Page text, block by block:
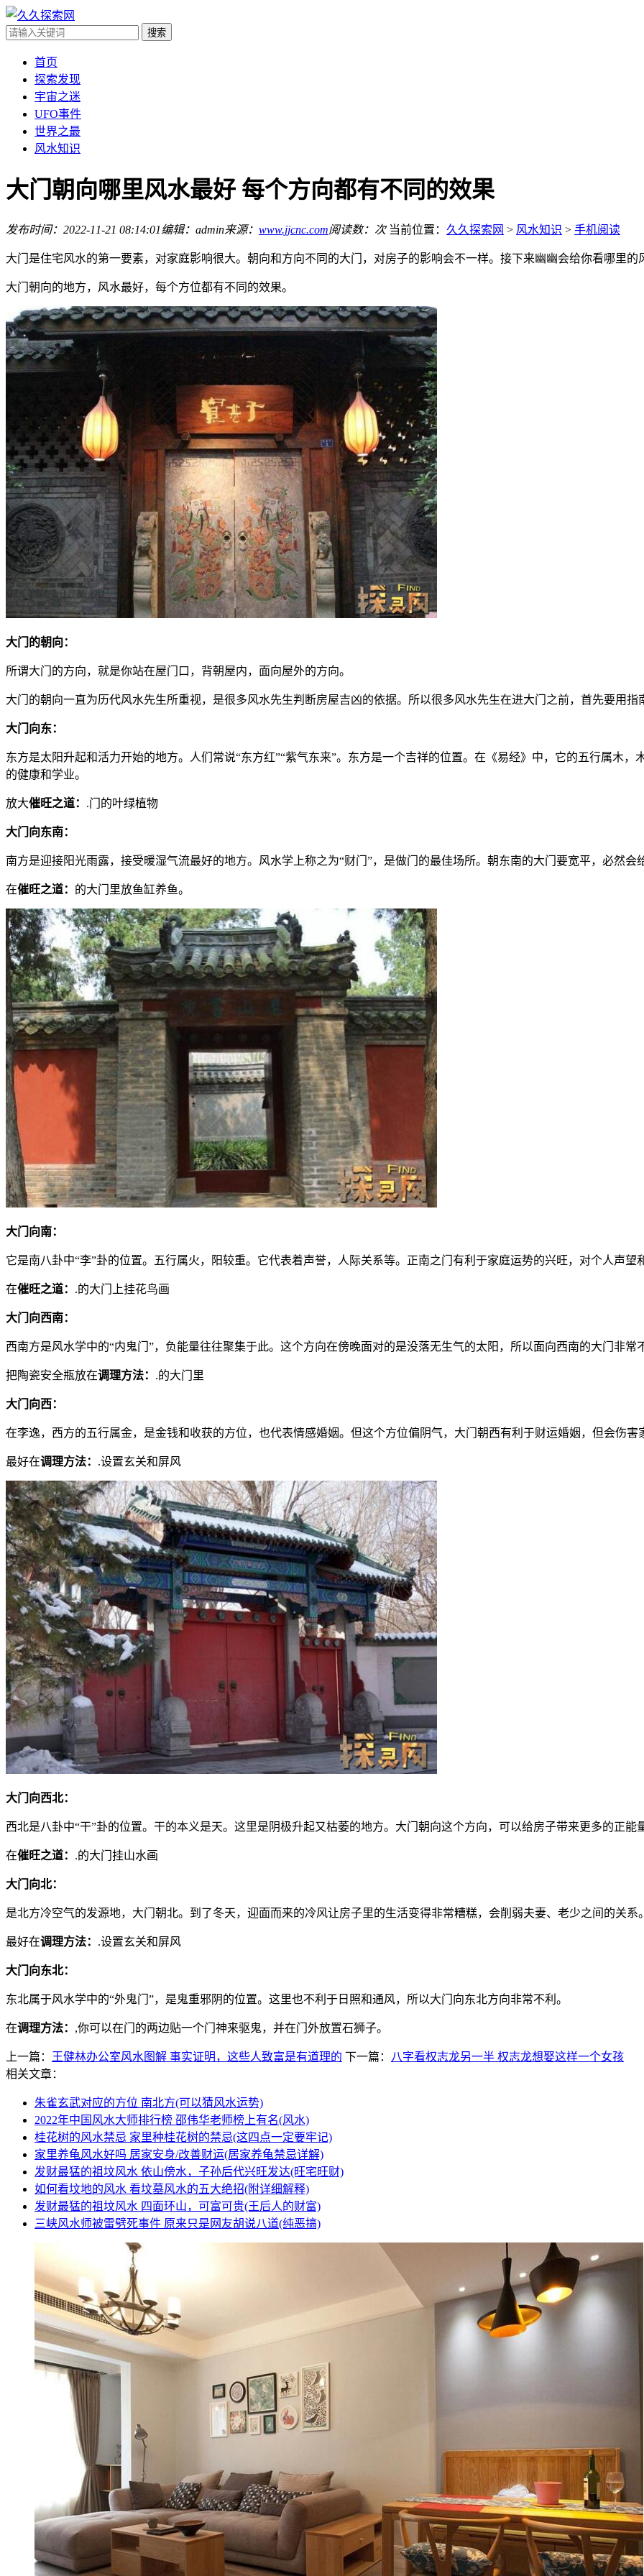
首页
探索发现
宇宙之迷
UFO事件
世界之最
风水知识
大门朝向哪里风水最好 每个方向都有不同的效果
发布时间：2022-11-21 08:14:01编辑：admin来源： www.jjcnc.com阅读数： 次 当前位置： 久久探索网 > 风水知识 > 手机阅读
大门是住宅风水的第一要素，对家庭影响很大。朝向和方向不同的大门，对房子的影响会不一样。接下来幽幽会给你看哪里
大门朝向的地方，风水最好，每个方位都有不同的效果。
大门的朝向：
所谓大门的方向，就是你站在屋门口，背朝屋内，面向屋外的方向。
大门的朝向一直为历代风水先生所重视，是很多风水先生判断房屋吉凶的依据。所以很多风水先生在进大门之前，首先要用指
大门向东：
东方是太阳升起和活力开始的地方。人们常说“东方红”“紫气东来”。东方是一个吉祥的位置。在《易经》中，它的五行属木
的健康和学业。
放大催旺之道： .门的叶绿植物
大门向东南：
南方是迎接阳光雨露，接受暖湿气流最好的地方。风水学上称之为“财门”，是做门的最佳场所。朝东南的大门要宽平，必然会
在催旺之道： 的大门里放鱼缸养鱼。
大门向南：
它是南八卦中“李”卦的位置。五行属火，阳较重。它代表着声誉，人际关系等。正南之门有利于家庭运势的兴旺，对个人声望
在催旺之道： .的大门上挂花鸟画
大门向西南：
西南方是风水学中的“内鬼门”，负能量往往聚集于此。这个方向在傍晚面对的是没落无生气的太阳，所以面向西南的大门非常
把陶瓷安全瓶放在调理方法： .的大门里
大门向西：
在李逸，西方的五行属金，是金钱和收获的方位，也代表情感婚姻。但这个方位偏阴气，大门朝西有利于财运婚姻，但会伤害
最好在调理方法： .设置玄关和屏风
大门向西北：
西北是八卦中“干”卦的位置。干的本义是天。这里是阴极升起又枯萎的地方。大门朝向这个方向，可以给房子带来更多的正能
在催旺之道： .的大门挂山水画
大门向北：
是北方冷空气的发源地，大门朝北。到了冬天，迎面而来的冷风让房子里的生活变得非常糟糕，会削弱夫妻、老少之间的关系
最好在调理方法： .设置玄关和屏风
大门向东北：
东北属于风水学中的“外鬼门”，是鬼重邪阴的位置。这里也不利于日照和通风，所以大门向东北方向非常不利。
在调理方法： ,你可以在门的两边贴一个门神来驱鬼，并在门外放置石狮子。
上一篇： 王健林办公室风水图解 事实证明，这些人致富是有道理的 下一篇：
八字看权志龙另一半 权志龙想娶这样一个女孩
相关文章：
朱雀玄武对应的方位 南北方(可以猜风水运势)
2022年中国风水大师排行榜 邵伟华老师榜上有名(风水)
桂花树的风水禁忌 家里种桂花树的禁忌(这四点一定要牢记)
家里养龟风水好吗 居家安身/改善财运(居家养龟禁忌详解)
发财最猛的祖坟风水 依山傍水，子孙后代兴旺发达(旺宅旺财)
如何看坟地的风水 看坟墓风水的五大绝招(附详细解释)
发财最猛的祖坟风水 四面环山，可富可贵(王后人的财富)
三峡风水师被雷劈死事件 原来只是网友胡说八道(纯恶搞)